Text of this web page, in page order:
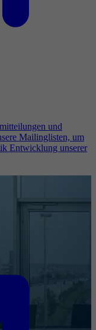
und
Mailinglisten, um
Entwicklung unserer